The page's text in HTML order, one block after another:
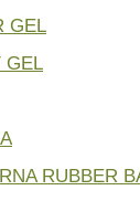
GEL
GEL
RUBBER